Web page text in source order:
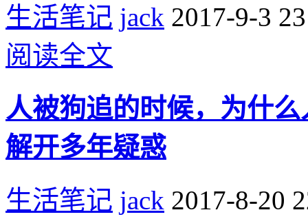
生活笔记 jack 2017-9-3
阅读全文
人被狗追的时候，为什
解开多年疑惑
生活笔记 jack 2017-8-20